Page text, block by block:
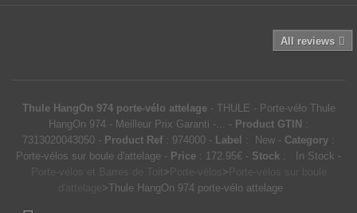
All reviews
Thule HangOn 974 porte-vélo attelage- THULE - Porte-vélo Thule
HangOn 974 - Meilleur Prix Garanti -... - Product GTIN :
7313020043050 - Product Ref : 974000 - Label : New - Category :
Porte-vélos sur boule d'attelage - Price : 172.95€ - Stock : In Stock -
> >
>Thule HangOn 974 porte-vélo attelage